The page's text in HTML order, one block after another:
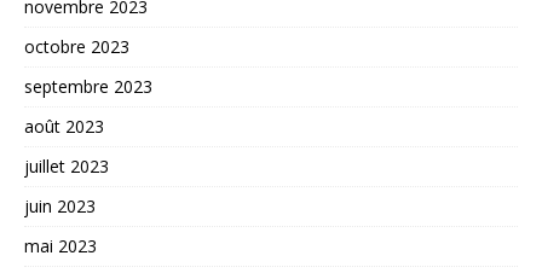
novembre 2023
octobre 2023
septembre 2023
août 2023
juillet 2023
juin 2023
mai 2023